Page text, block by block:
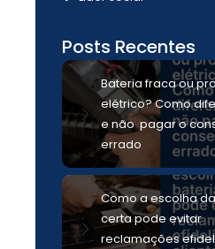
Posts Recentes
Bateria fraca ou
elétrico? Como
e não pagar o
errado
Como a escolha
certa pode evitar
reclamações